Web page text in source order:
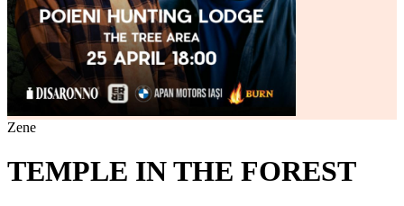
Zene
TEMPLE IN THE FOREST